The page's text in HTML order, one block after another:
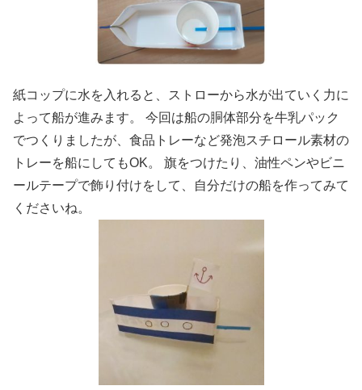
紙コップに水を入れると、ストローから水が出ていく力に
よって船が進みます。 今回は船の胴体部分を牛乳パック
でつくりましたが、食品トレーなど発泡スチロール素材の
トレーを船にしてもOK。 旗をつけたり、油性ペンやビニ
ールテープで飾り付けをして、自分だけの船を作ってみて
くださいね。